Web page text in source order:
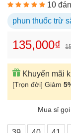
10
phun thuốc trừ
135,000₫
Khuyến mãi
[Trọn đời] Giảm
Mua sỉ gọi